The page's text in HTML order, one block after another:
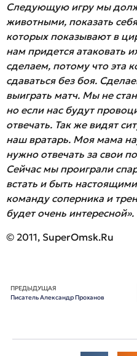
Следующую игру мы
животными, показать
которых показывают в
нам придется атаковать
сделаем, потому что эта
сдаваться без боя.
выиграть матч. Мы не
но если нас будут
отвечать. Так же видят
наш вратарь. Моя мама
нужно отвечать за свои
Сейчас мы проиграли
встать и быть
команду соперника и
будет очень интересной».
© 2011, SuperOmsk.Ru
ПРЕДЫДУЩАЯ
Писатель Александр Проханов